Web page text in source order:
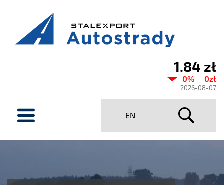
Stalexport
Autostrady
SA
1.84 zł
0% 0zł
2026-08-07
EN